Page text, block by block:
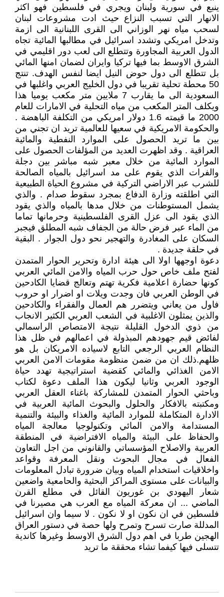
ينبع في سورية ولبنان ويجري في فلسطين فهو اكثر
الانهار التي تسبب النزاع حيث ادت مشروعات لبنان
لسحب مياه نهر الوزاني الى القرى اللبنانية الى ازمة
وتدخل امريكي وتشدد اسرائيل في مطالبها المائية تجاه
الدول العربية المجاورة وتتطلع الى لعب دور اقليمي في
الشرق الاوسط بما فيها تركيا وايران لضمان امنها المائي
بل تتطلع الى دول حوض النيل ايضا لنفس الهدف. تنتج
50 محطة تحلية تقريبا في دول الخليج العربي واغلبها في
السعودية الى ما يقارب 7 ملايين متر مكعب يوميا هذا
ويكلف المتر المكعب من مياه التحلية في الامارات للعام
2000 ما قيمته 1.6 دولار امريكي من التكلفة الباهضة .
والحكومة الامريكية في سعيها للعالمية تريد ان تجني من
بين ما تريد الحصول على الموارد النفطية والمائية
العراقية . وقد اظهرت العديد من المؤلفات الحصول على
الموارد المائية من خلال معبر شبه مباشر بين دجلة
والفرات الذي يقوم على مد اسرائيل بالمياه الصالحة
للشرب عبر الاراضي التركية في مشروع الحياة الطبيعية
التي اطلقته وزارة الدفاع بمجرد سقوط صدام . والذي
يشمل المستوطنات من خلال مدها بالمياه والذي يقود
الذي يقود الى عزل القرى الفلسطينية وحرمانها تماما
من الماء عبر فرض حالة من الجفاف شبه المطلق فيجبر
السكان على المغادرة والتهجير نحو دول الجوار . البقية
في حلقة جديدة .
دعوة اوجهها اولا الى هيئة ادارة وتحرير الحوار المتمدن
لفتح ملف خاص حول حرب المياه والامن المائي العربي
كونها حضارة اعلامية فكرية تهتم وتعالج قضايا الكادحين
في الوطن العربي فان وجدت ويلات او اضرار او حروب
فاول من يعاني ويتضرر هم العمال والفقراء والكادحين
والذين يمثلون الاغلبية في الشعب العربي الكثير الانجاب
من ذوي الدخول القليلة نتيجة الامتصاص الراسمالي
لفائض قيم جهودهم المبذولة في اعمالهم في ظل هذا
النظام العربي الرجعي التابع لاسياده الامريكان بل هو
ظلهم.ذلك ان من ضمن منظومة مقومات الامن العربي
الامن الغذائي والمائي كقضية استراتيجية تهدد حياة
الوجود العربي وثانيا ليكون هذا الملف دعوة لكتاب
وباحثي الحوار المتمدن للمشاركة باغناء العقل العربي
ومكتبته بالافكار والحلول والبحوث المائية العربية في
الادارة المتكاملة للموارد المائية والغذاء والبيئة والتنمية
المستدامة والامن المائي وتكنولوجيا معالجة المياه
والحفاظ على البيئة والمياه الافتراضية في المنطقة
العربية والاصلاح المؤسساتي والقانوني من اجل التعاون
الفعال في مجال البحوث ونقل المعرفة وقواعد
واخلاقيات استخدام المياه وبيان ضرورة تبادل المعلومات
والبيانات على مستوى المراكز البحثية والحامعية واضعين
شعار اليهودي بن غوريون القائل في مطلع القرن
الماضي ... ان معركة المياه مع العرب هي مصيرنا في
فلسطين في ان نكون او لا نكون . لا سيما وان اسرائيل
المدللة صارت تسرح وتمرح ولها حصة في دستور العراق
الهجين طربا في اهم دول الشرق الاوسط وغيرها كاندية
تتسلى فيها كيفما تشاء محققة ما تريد